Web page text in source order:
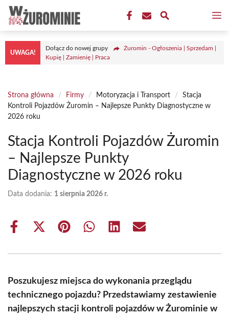
Przejdź
treści
UWAGA!
Dołącz do nowej grupy
Żuromin - Ogłoszenia | Sprzedam |
Kupię | Zamienię | Praca
Strona główna / Firmy / Motoryzacja i Transport /
Stacja
Kontroli Pojazdów Żuromin – Najlepsze Punkty Diagnostyczne w
2026 roku
Stacja Kontroli Pojazdów Żuromin
– Najlepsze Punkty
Diagnostyczne w 2026 roku
Data dodania: 1 sierpnia 2026 r.
Share
Share
(Twitter)
Share Share Share Share
Poszukujesz miejsca do wykonania przeglądu
technicznego pojazdu? Przedstawiamy zestawienie
najlepszych stacji kontroli pojazdów w Żurominie w